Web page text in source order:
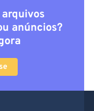
anúncios?